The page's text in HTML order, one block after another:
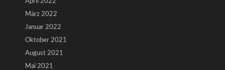
März 2022
Januar 2022
Oktober 2021
August 2021
Mai 2021